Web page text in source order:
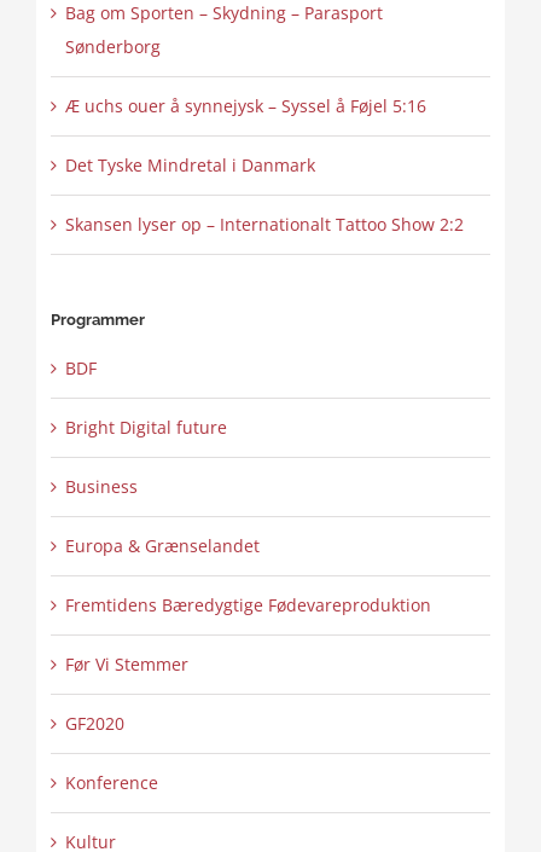
Bag om Sporten – Skydning – Parasport
Sønderborg
Æ uchs ouer å synnejysk – Syssel å Føjel 5:16
Det Tyske Mindretal i Danmark
Skansen lyser op – Internationalt Tattoo Show 2:2
Programmer
BDF
Bright Digital future
Business
Europa & Grænselandet
Fremtidens Bæredygtige Fødevareproduktion
Før Vi Stemmer
GF2020
Konference
Kultur